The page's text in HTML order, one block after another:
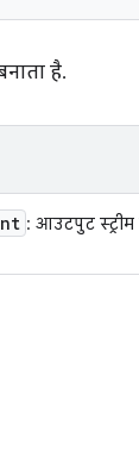
है.
: आउटपुट